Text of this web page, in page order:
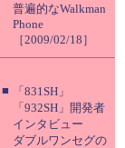
普遍的なWalkman
Phone
［2009/02/18］
■
「831SH」
「932SH」開発者
インタビュー
ダブルワンセグの